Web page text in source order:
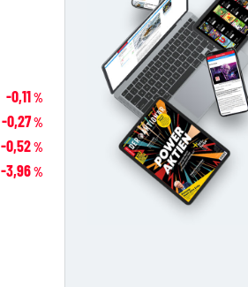
-0,11%
-0,27%
-0,52%
-3,96%